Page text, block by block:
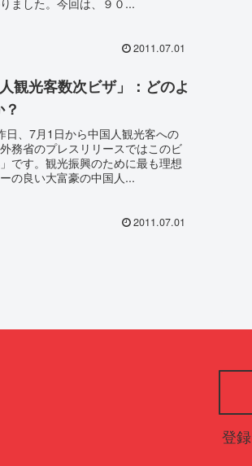
2011.07.01
観光客数次ビザ」：どのよ
、7月1日から中国人観光客への
務省のプレスリリースではこのビ
です。観光振興のために最も理想
の良い大富豪の中国人...
2011.07.01
登録